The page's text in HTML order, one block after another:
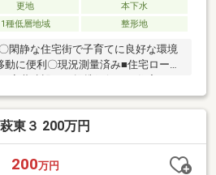
更地
本下水
1種低層地域 整形地
静な住宅街で子育てに良好な環境
に便利〇現況測量済み■住宅ローン
す。【他社さまで住宅ローンを組め
さい】■『住宅FPツール』を使用し
ミュレーション無料
東３ 200万円
200万円